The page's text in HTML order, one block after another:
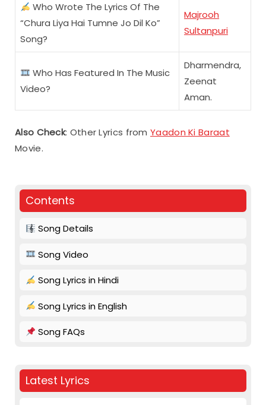
Who Wrote The Lyrics Of The
“Chura Liya Hai Tumne Jo Dil Ko”
Song?
Majrooh
Sultanpuri
Who Has Featured In The Music
Video?
Dharmendra,
Zeenat
Aman.
Also Check: Other Lyrics fromYaadon Ki Baraat
Movie.
Contents
Song Details
Song Video
Song Lyrics in Hindi
Song Lyrics in English
Song FAQs
Latest Lyrics